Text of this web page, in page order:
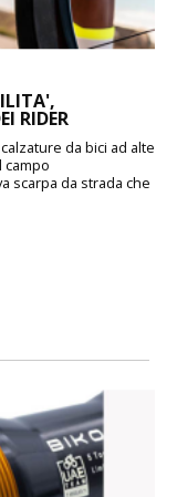
RIDER
da bici ad alte
scarpa da strada che